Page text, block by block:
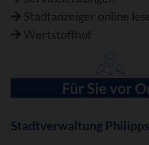
Stadtanzeiger online
Wertstoffhof
Für Sie vor
Stadtverwaltung